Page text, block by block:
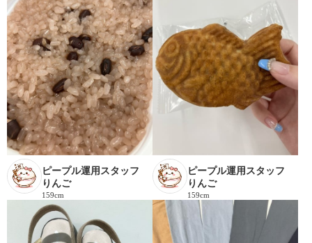
ピープル運用スタッフ
りんご
159cm
ピープル運用スタッフ
りんご
159cm